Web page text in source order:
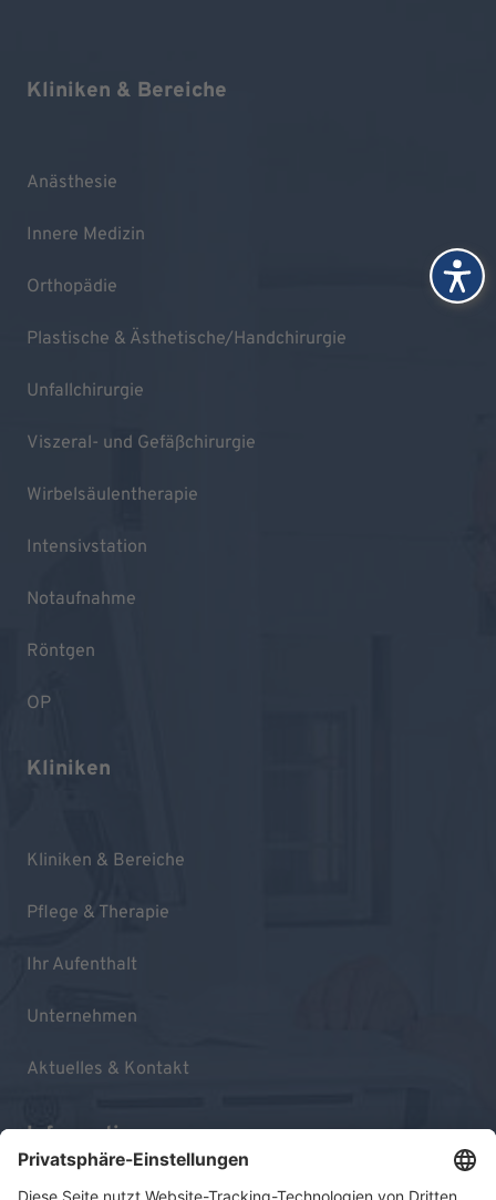
Kliniken & Bereiche
Anästhesie
Innere Medizin
Orthopädie
Plastische & Ästhetische/Handchirurgie
Unfallchirurgie
Viszeral- und Gefäßchirurgie
Wirbelsäulentherapie
Intensivstation
Notaufnahme
Röntgen
OP
Kliniken
Kliniken & Bereiche
Pflege & Therapie
Ihr Aufenthalt
Unternehmen
Aktuelles & Kontakt
Informationen